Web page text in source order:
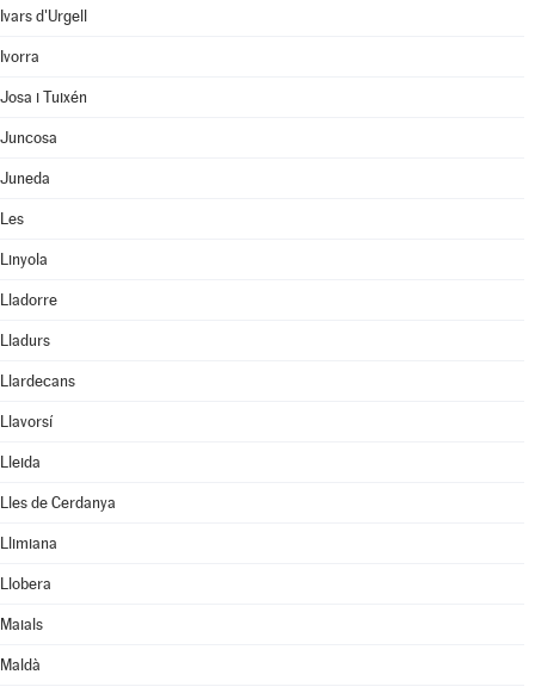
Ivars d'Urgell
Ivorra
Josa i Tuixén
Juncosa
Juneda
Les
Linyola
Lladorre
Lladurs
Llardecans
Llavorsí
Lleida
Lles de Cerdanya
Llimiana
Llobera
Maials
Maldà